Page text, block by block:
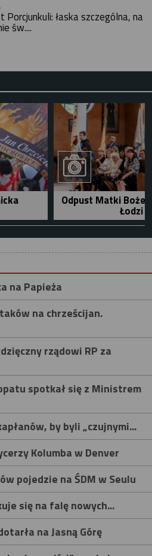
Porcjunkuli: łaska szczególna, na
św....
Odpust Matki Bożej
Łodzi
na Papieża
na chrześcijan.
rządowi RP za
spotkał się z Ministrem
by byli „czujnymi...
Kolumba w Denver
pojedzie na ŚDM w Seulu
się na falę nowych...
na Jasną Górę